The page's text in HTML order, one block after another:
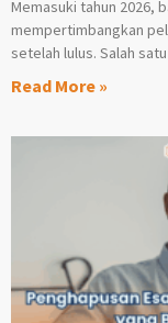
Memasuki tahun 2026,
mempertimbangkan
setelah lulus. Salah
Read More »